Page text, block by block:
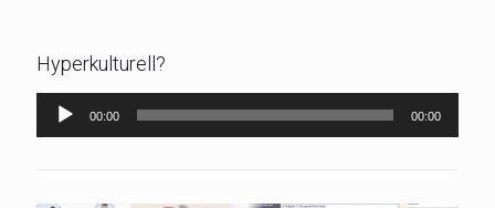
Hyperkulturell?
Audio-
Player
00:00 00:00